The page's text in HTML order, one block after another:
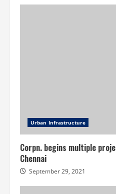
Urban Infrastructure
Corpn. begins multiple
Chennai
September 29, 2021